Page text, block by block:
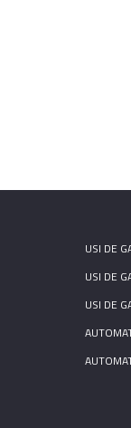
USI DE
USI DE
USI DE